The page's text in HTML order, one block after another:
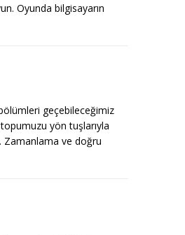
Oyunda bilgisayarın
geçebileceğimiz
yön tuşlarıyla
Zamanlama ve doğru